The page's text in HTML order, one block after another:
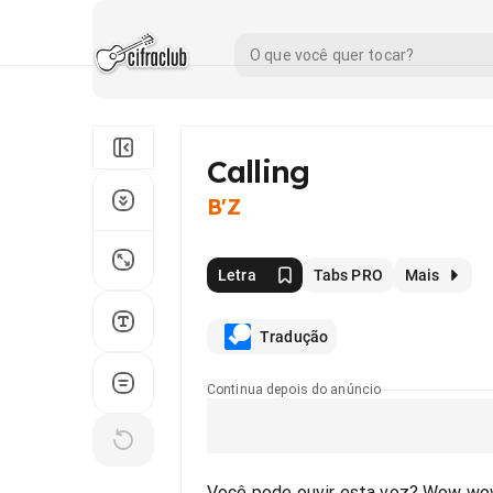
Calling
B'Z
Letra Tabs PRO Mais
Tradução
Continua depois do anúncio